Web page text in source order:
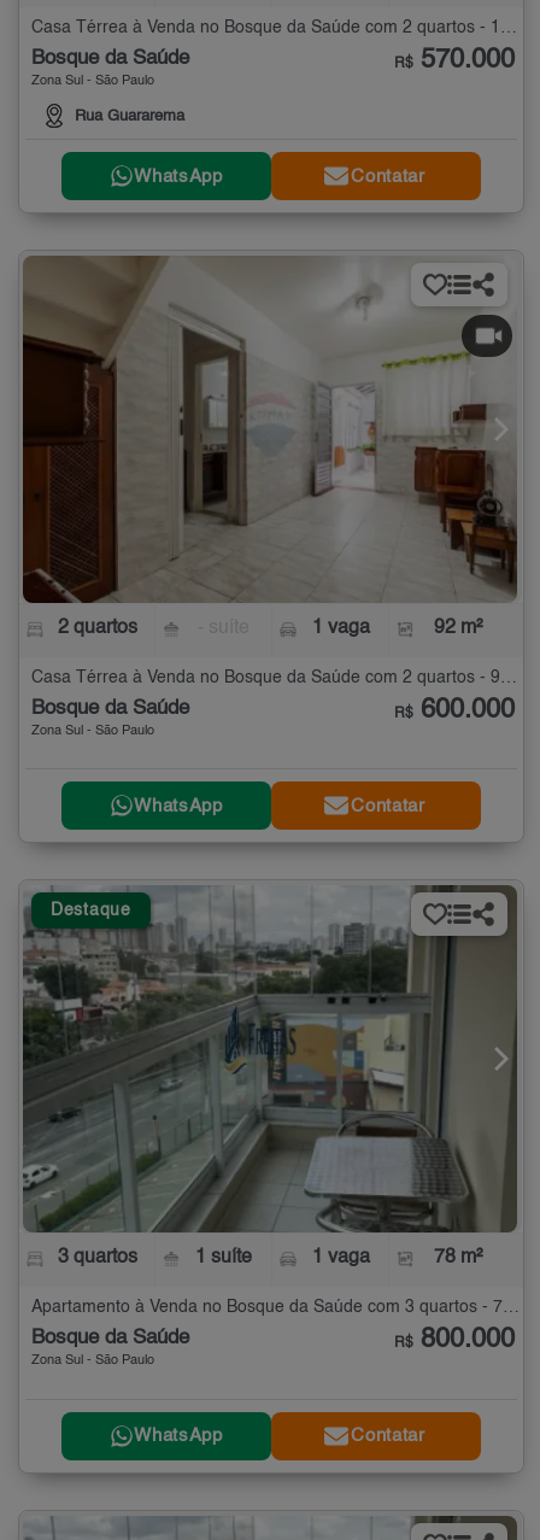
Casa Térrea à Venda no Bosque da Saúde com 2 quartos - 100 m²
Bosque da Saúde
Zona Sul - São Paulo
Rua Guararema
R$ 570.000
WhatsApp Contatar
2 quartos 1 vaga 92 m²
Casa Térrea à Venda no Bosque da Saúde com 2 quartos - 92 m²
Bosque da Saúde
Zona Sul - São Paulo
R$ 600.000
WhatsApp Contatar
Destaque
3 quartos 1 suíte 1 vaga 78 m²
Apartamento à Venda no Bosque da Saúde com 3 quartos - 78 m²
Bosque da Saúde
Zona Sul - São Paulo
R$ 800.000
WhatsApp Contatar